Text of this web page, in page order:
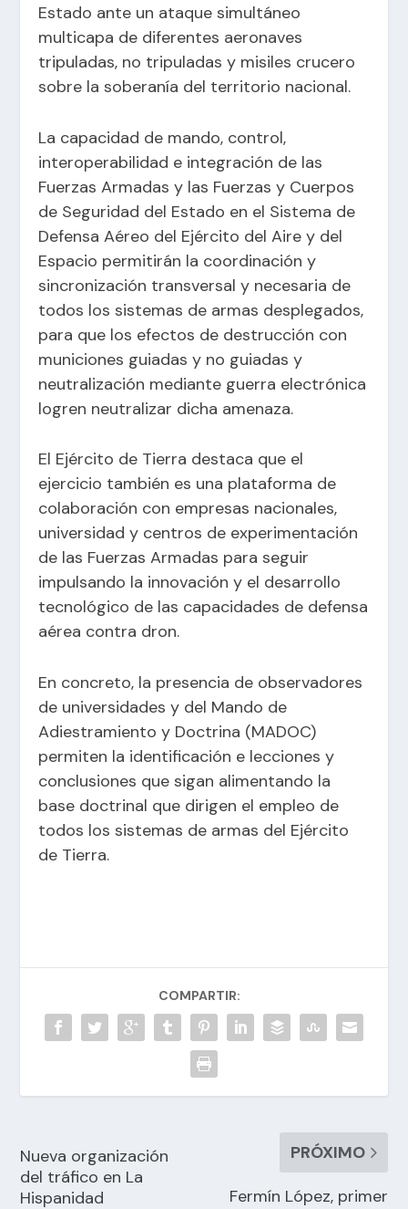
Estado ante un ataque simultáneo
multicapa de diferentes aeronaves
tripuladas, no tripuladas y misiles crucero
sobre la soberanía del territorio nacional.
La capacidad de mando, control,
interoperabilidad e integración de las
Fuerzas Armadas y las Fuerzas y Cuerpos
de Seguridad del Estado en el Sistema de
Defensa Aéreo del Ejército del Aire y del
Espacio permitirán la coordinación y
sincronización transversal y necesaria de
todos los sistemas de armas desplegados,
para que los efectos de destrucción con
municiones guiadas y no guiadas y
neutralización mediante guerra electrónica
logren neutralizar dicha amenaza.
El Ejército de Tierra destaca que el
ejercicio también es una plataforma de
colaboración con empresas nacionales,
universidad y centros de experimentación
de las Fuerzas Armadas para seguir
impulsando la innovación y el desarrollo
tecnológico de las capacidades de defensa
aérea contra dron.
En concreto, la presencia de observadores
de universidades y del Mando de
Adiestramiento y Doctrina (MADOC)
permiten la identificación e lecciones y
conclusiones que sigan alimentando la
base doctrinal que dirigen el empleo de
todos los sistemas de armas del Ejército
de Tierra.
COMPARTIR:
Nueva organización
del tráfico en La
Hispanidad
PRÓXIMO
Fermín López, primer